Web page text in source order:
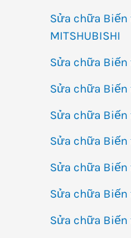
Sửa chữa Biến
MITSHUBISHI
Sửa chữa Biến
Sửa chữa Biến
Sửa chữa Biến
Sửa chữa Biến
Sửa chữa Biến
Sửa chữa Biến
Sửa chữa